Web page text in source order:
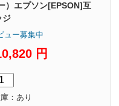
）エプソン[EPSON]互
ジ
ュー募集中
円
：あり